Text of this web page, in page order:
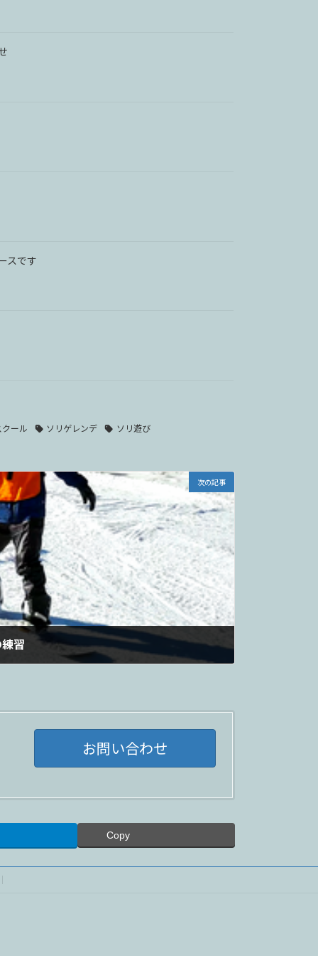
スです
ール ソリゲレンデ ソリ遊び
次の記事
習
お問い合わせ
Copy